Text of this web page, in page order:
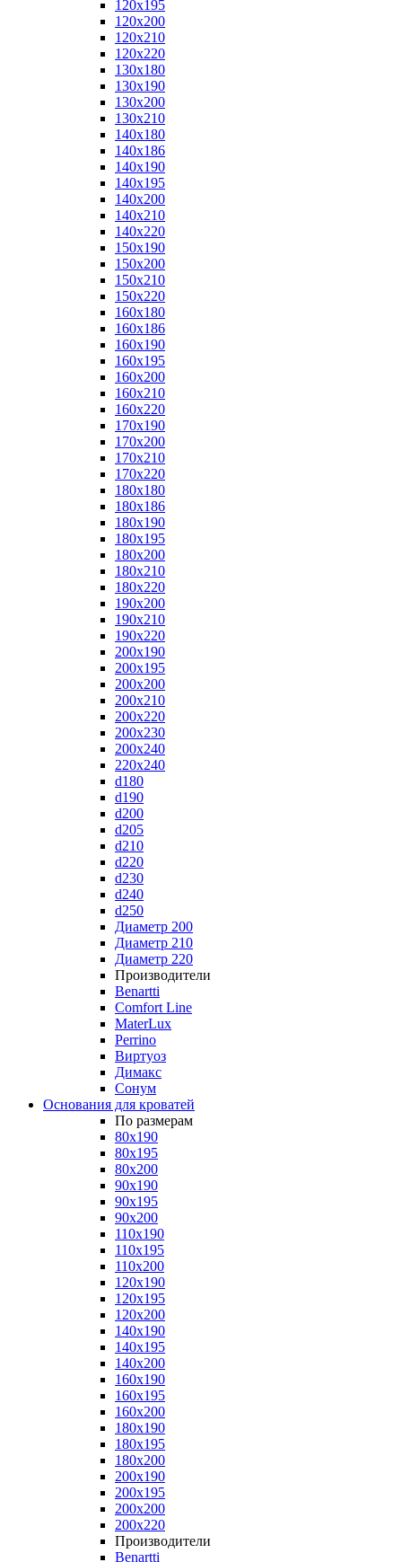
120x195
120x200
120x210
120x220
130x180
130x190
130x200
130x210
140x180
140x186
140x190
140x195
140x200
140x210
140x220
150x190
150x200
150x210
150x220
160x180
160x186
160x190
160x195
160x200
160x210
160x220
170x190
170x200
170x210
170x220
180x180
180x186
180x190
180x195
180x200
180x210
180x220
190x200
190x210
190x220
200x190
200x195
200x200
200x210
200x220
200x230
200x240
220x240
d180
d190
d200
d205
d210
d220
d230
d240
d250
Диаметр 200
Диаметр 210
Диаметр 220
Производители
Benartti
Comfort Line
MaterLux
Perrino
Виртуоз
Димакс
Сонум
Основания для кроватей
По размерам
80x190
80x195
80x200
90x190
90x195
90x200
110x190
110x195
110x200
120x190
120x195
120x200
140x190
140x195
140x200
160x190
160x195
160x200
180x190
180x195
180x200
200x190
200x195
200x200
200x220
Производители
Benartti